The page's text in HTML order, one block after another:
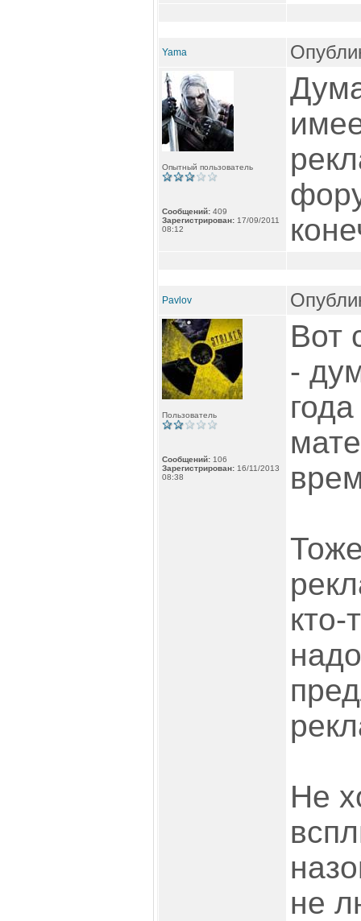
Yama
Опытный пользователь
Сообщений: 409
Зарегистрирован: 17/09/2011
08:12
Pavlov
Пользователь
Сообщений: 106
Зарегистрирован: 16/11/2013
08:38
Вот
-
кто-
Не
не